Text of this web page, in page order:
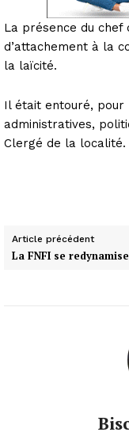
La présence du chef
d’attachement à la
la laïcité.
Il était entouré, pour
administratives,
Clergé de la localité.
Article précédent
La FNFI se redynamise